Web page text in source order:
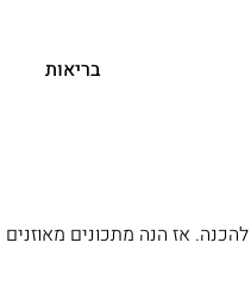
בריאות
אז הנה מתכונים מאוזנים